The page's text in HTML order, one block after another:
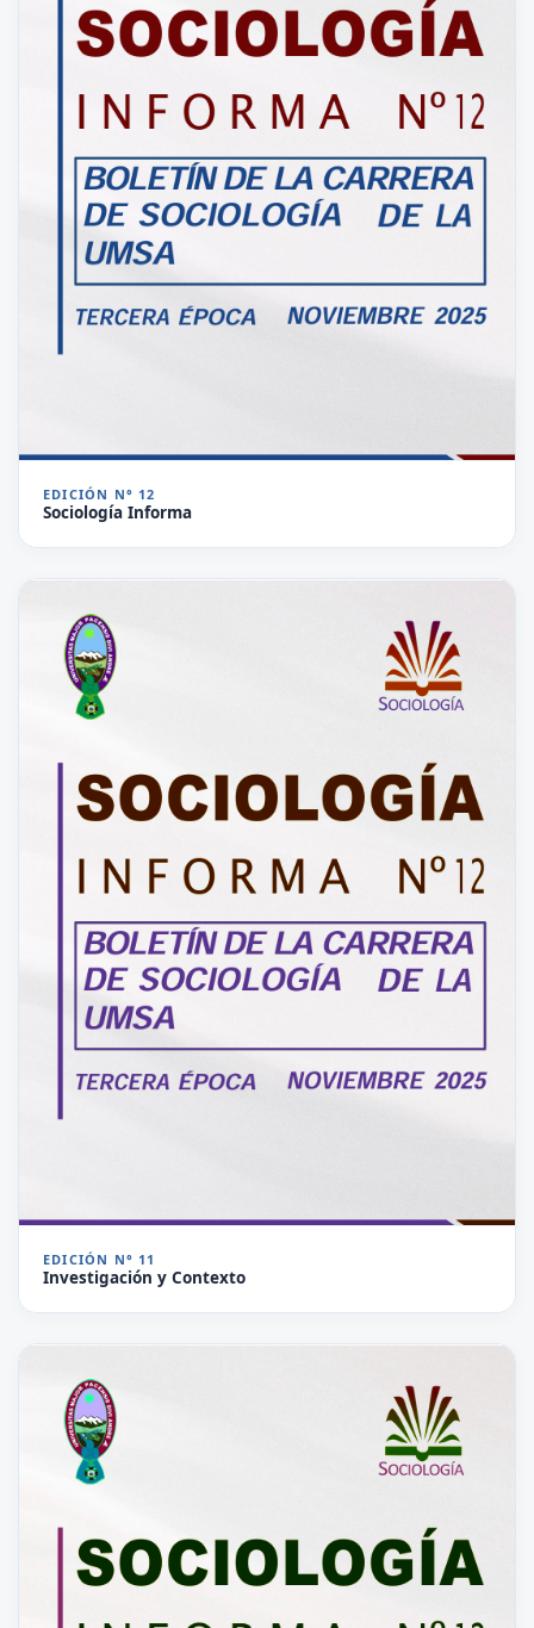
EDICIÓN N° 12
Sociología Informa
EDICIÓN N° 11
Investigación y Contexto